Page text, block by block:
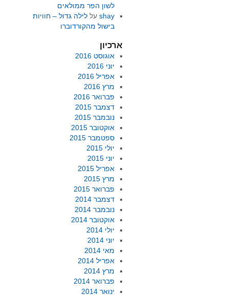
לשון הפר ממולאים
shayעל לילה גדול – חוויות
בישול מהקורדוברו
ארכיון
אוגוסט 2016
יוני 2016
אפריל 2016
מרץ 2016
פברואר 2016
דצמבר 2015
נובמבר 2015
אוקטובר 2015
ספטמבר 2015
יולי 2015
יוני 2015
אפריל 2015
מרץ 2015
פברואר 2015
דצמבר 2014
נובמבר 2014
אוקטובר 2014
יולי 2014
יוני 2014
מאי 2014
אפריל 2014
מרץ 2014
פברואר 2014
ינואר 2014